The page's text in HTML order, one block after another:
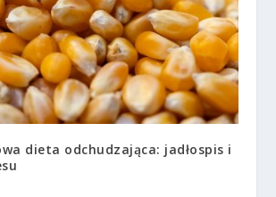
dieta odchudzająca: jadłospis i